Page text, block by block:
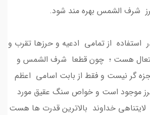
شرف الشمس بهره مند شود.
استفاده از تمامی ادعیه و حرزها تقرب و
متعال هست ؛ چون قطعا شرف الشمس و
گر نیست و فقط از بابت اسامی اعظم
موجود است و خواص سنگ عقیق مورد
خداوند بالاترین قدرت ها هست